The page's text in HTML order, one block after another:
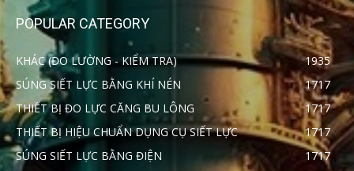
POPULAR CATEGORY
KHÁC (ĐO LƯỜNG - KIỂM TRA)
1935
SÚNG SIẾT LỰC BẰNG KHÍ NÉN
1717
THIẾT BỊ ĐO LỰC CĂNG BU LÔNG
1717
THIẾT BỊ HIỆU CHUẨN DỤNG CỤ SIẾT LỰC
1717
SÚNG SIẾT LỰC BẰNG ĐIỆN
1717